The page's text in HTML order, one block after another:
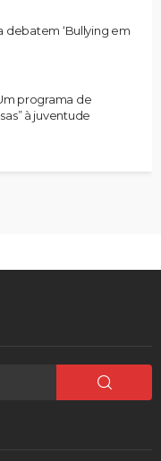
debatem ‘Bullying em
programa de
à juventude